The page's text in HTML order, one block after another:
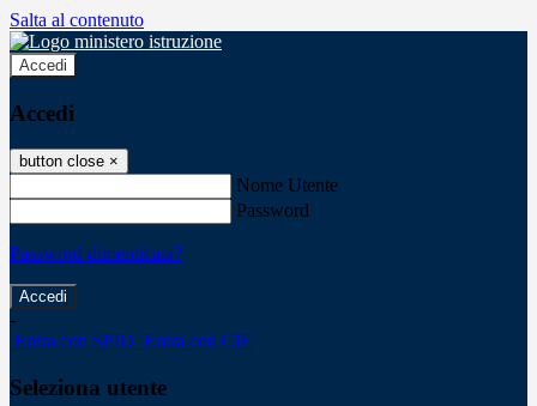
Salta al contenuto
Accedi
Accedi
button close ×
Nome Utente
Password
Password dimenticata?
-
Entra con SPID Entra con CIE
Seleziona utente